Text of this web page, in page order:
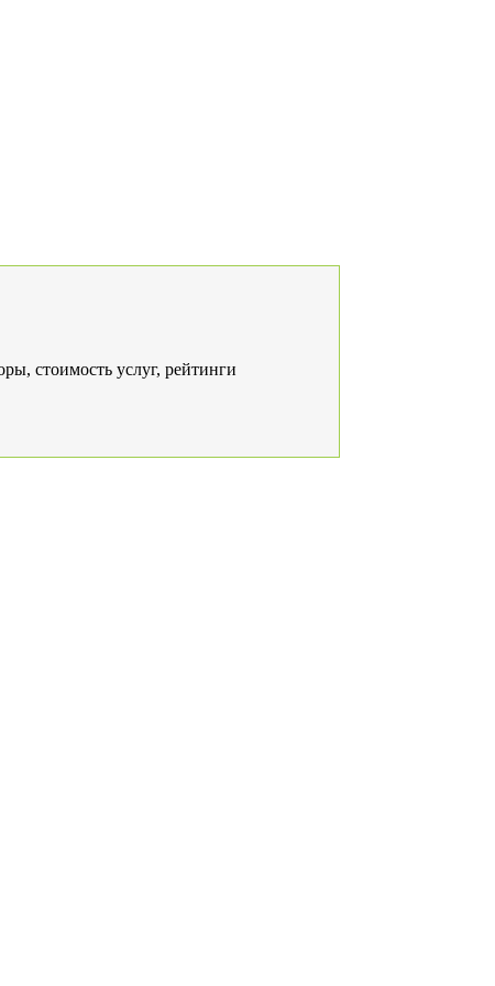
стоимость услуг, рейтинги